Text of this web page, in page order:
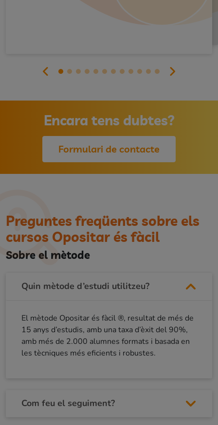
Encara tens dubtes?
Formulari de contacte
Preguntes freqüents sobre els
cursos Opositar és fàcil
Sobre el mètode
Quin mètode d’estudi utilitzeu?
El mètode Opositar és fàcil ®, resultat de més de
15 anys d’estudis, amb una taxa d’èxit del 90%,
amb més de 2.000 alumnes formats i basada en
les tècniques més eficients i robustes.
Com feu el seguiment?